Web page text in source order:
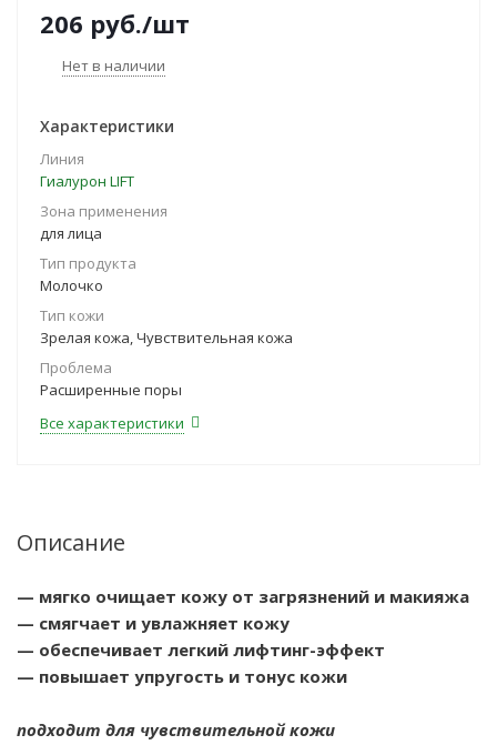
питает кожу, повышает ее
эластичность, обеспечивая легкий лифтинг-эффект.
мицеллярным молочком становится
нежной, гладкой и эластичной.
206 руб./шт
Нет в наличии
Характеристики
Линия
Гиалурон LIFT
Зона применения
для лица
Тип продукта
Молочко
Тип кожи
Зрелая кожа, Чувствительная кожа
Проблема
Расширенные поры
Все характеристики
Описание
— мягко очищает кожу от загрязнений и макияжа
— смягчает и увлажняет кожу
— обеспечивает легкий лифтинг-эффект
— повышает упругость и тонус кожи
подходит для чувствительной кожи